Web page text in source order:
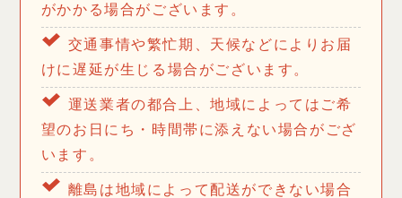
がかかる場合がございます。
交通事情や繁忙期、天候などによりお届
けに遅延が生じる場合がございます。
運送業者の都合上、地域によってはご希
望のお日にち・時間帯に添えない場合がござ
います。
離島は地域によって配送ができない場合